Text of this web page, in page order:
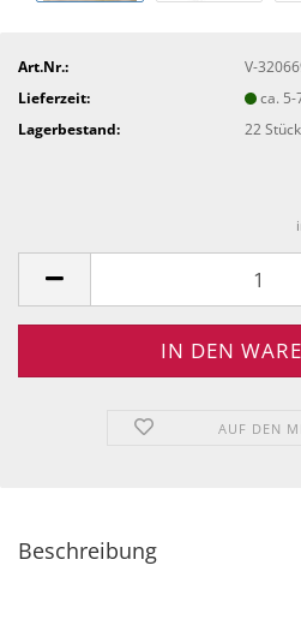
Art.Nr.:
V-
Lieferzeit:
ca. 5-
Lagerbestand:
22Stück
AUF DEN
Beschreibung